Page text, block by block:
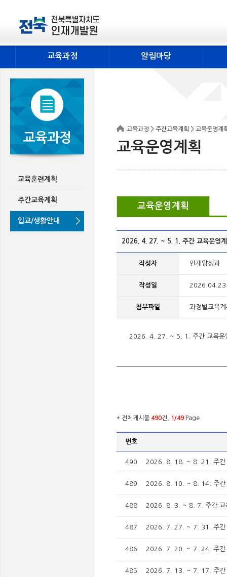
교육과정 알림마당
교육과정
교육훈련계획
주간교육계획
입교/생활안내
교육과정 > 주간교육계획 > 교육운영계
교육운영계획
교육운영계획
2026. 4. 27. ~ 5. 1. 주간 교육운영
작성자 인재양성과
작성일 2026.04.23
첨부파일 과정별교육
2026. 4. 27. ~ 5. 1. 주간 교육운
* 전체게시물 490건, 1/49 Page
번호
490 2026. 8. 18. ~ 8. 21. 주간
489 2026. 8. 10. ~ 8. 14. 주간
488 2026. 8. 3. ~ 8. 7. 주간 교
487 2026. 7. 27. ~ 7. 31. 주간
486 2026. 7. 20. ~ 7. 24. 주간
485 2026. 7. 13. ~ 7. 17. 주간